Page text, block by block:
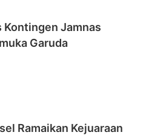
Kontingen Jamnas
Garuda
Ramaikan Kejuaraan